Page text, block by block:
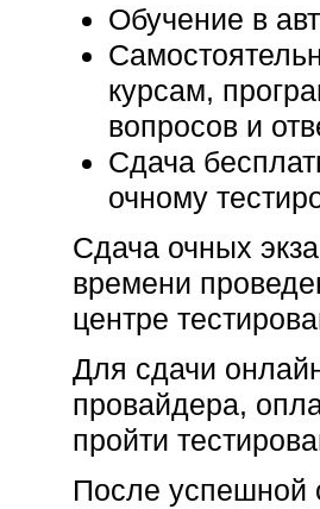
Обучение в
курсам,
вопросов и
Сдача
очному
Сдача очных
времени
центре
Для сдачи
провайдера,
пройти
После успешной